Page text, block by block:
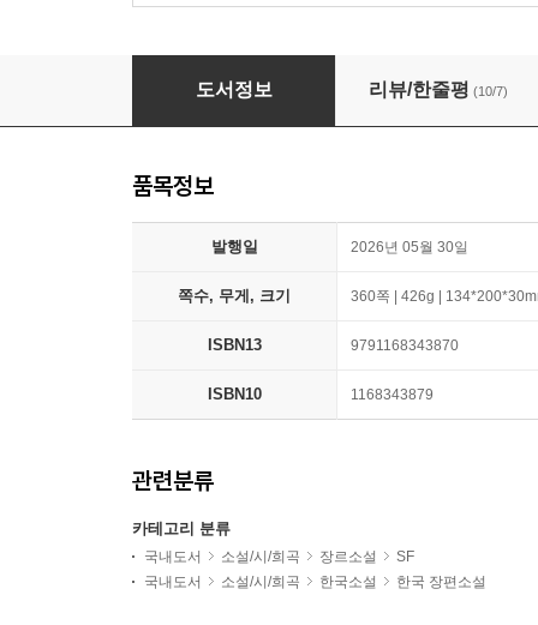
당신을 기다리고 있어
도서정보 리뷰/한줄평 (10/7)
품목정보
발행일 2026년 05월 30일
쪽수, 무게, 크기 360쪽 | 426g |
ISBN13 9791168343870
ISBN10 1168343879
관련분류
카테고리 분류
국내도서 소설/시/희곡 장르소설
SF
국내도서
소설/시/희곡 한국소설 한국 장편소설